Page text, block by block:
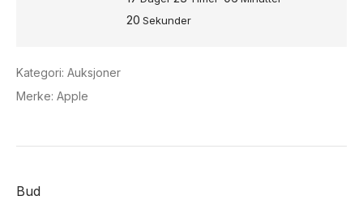
20 Sekunder
Kategori: Auksjoner
Merke: Apple
Bud